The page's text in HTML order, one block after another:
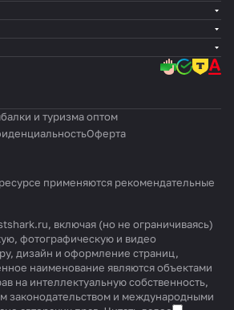
и туризма оптом
Оферта
применяются рекомендательные
включая (но не ограничиваясь)
фотографическую и видео
дизайн и оформление страниц,
наименование являются объектами
на интеллектуальную собственность,
законодательством и международными